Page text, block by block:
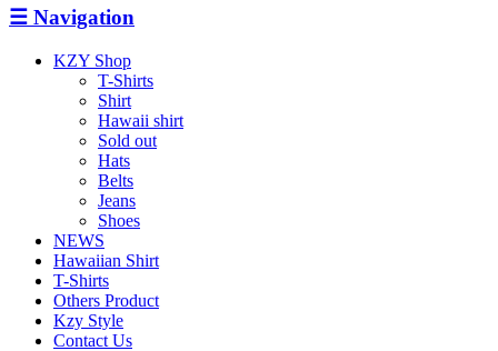
☰ Navigation
KZY Shop
T-Shirts
Shirt
Hawaii shirt
Sold out
Hats
Belts
Jeans
Shoes
NEWS
Hawaiian Shirt
T-Shirts
Others Product
Kzy Style
Contact Us